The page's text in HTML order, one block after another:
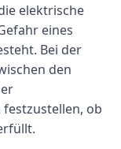
elektrische
eines
Bei der
den
ob